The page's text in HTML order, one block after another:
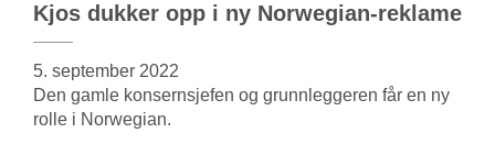
Kjos dukker opp i ny Norwegian-reklame
5. september 2022
Den gamle konsernsjefen og grunnleggeren får en ny
rolle i Norwegian.